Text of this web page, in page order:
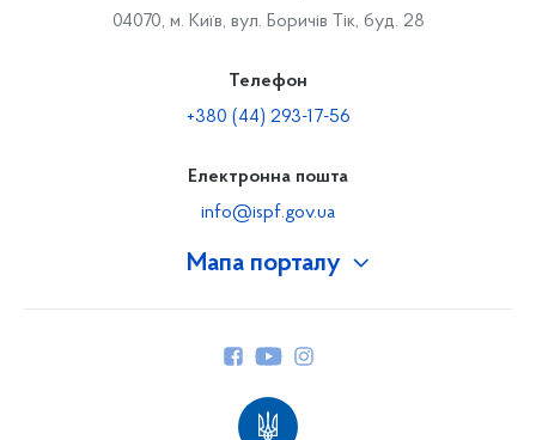
Мапа порталу
04070, м. Київ, вул. Боричів Тік, буд. 28
Телефон
+380 (44) 293-17-56
Електронна пошта
info@ispf.gov.ua